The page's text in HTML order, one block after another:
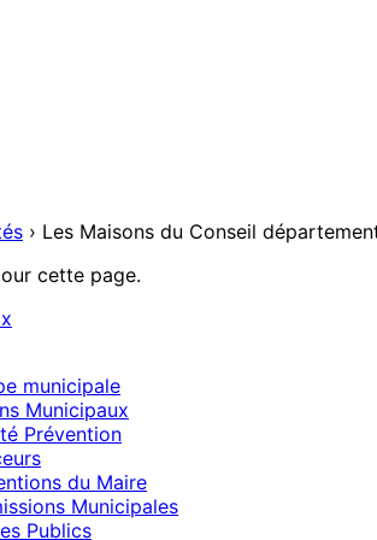
› Les Maisons du Conseil
cette page.
municipale
Municipaux
Prévention
du Maire
Municipales
Publics